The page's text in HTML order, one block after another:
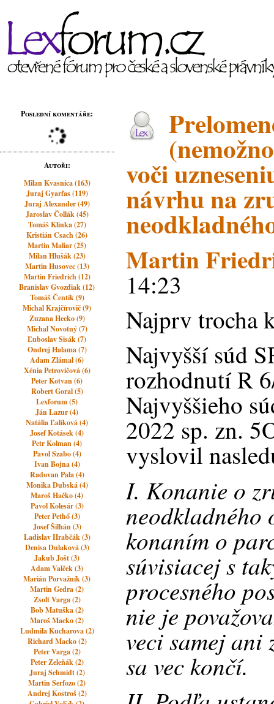
Poslední komentáře:
Autoři:
Milan Kvasnica (163)
Juraj Gyarfas (119)
Juraj Alexander (49)
Jaroslav Čollák (45)
Tomáš Klinka (27)
Kristián Csach (26)
Martin Maliar (25)
Milan Hlušák (23)
Martin Husovec (13)
Martin Friedrich (12)
Branislav Gvozdiak (12)
Tomáš Čentík (9)
Michal Krajčírovič (9)
Zuzana Hecko (9)
Michal Novotný (7)
Ľuboslav Sisák (7)
Ondrej Halama (7)
Adam Zlámal (6)
Xénia Petrovičová (6)
Peter Kotvan (6)
Robert Goral (5)
Lexforum (5)
Ján Lazur (4)
Natália Ľalíková (4)
Josef Kotásek (4)
Petr Kolman (4)
Pavol Szabo (4)
Ivan Bojna (4)
Radovan Pala (4)
Monika Dubská (4)
Maroš Hačko (4)
Pavol Kolesár (3)
Peter Pethő (3)
Josef Šilhán (3)
Ladislav Hrabčák (3)
Denisa Dulaková (3)
Jakub Jošt (3)
Adam Valček (3)
Marián Porvažník (3)
Martin Gedra (2)
Zsolt Varga (2)
Bob Matuška (2)
Maroš Macko (2)
Ludmila Kucharova (2)
Richard Macko (2)
Peter Varga (2)
Peter Zeleňák (2)
Juraj Schmidt (2)
Martin Serfozo (2)
Andrej Kostroš (2)
voči
návrhu na
Martin
14:23
Najprv trocha
Najvyšší súd
rozhodnutí R
Najvyššieho
2022 sp. zn.
vyslovil
I. Konanie o
neodkladného
konaním o
súvisiacej s
procesného
nie je
veci samej ani
sa vec končí.